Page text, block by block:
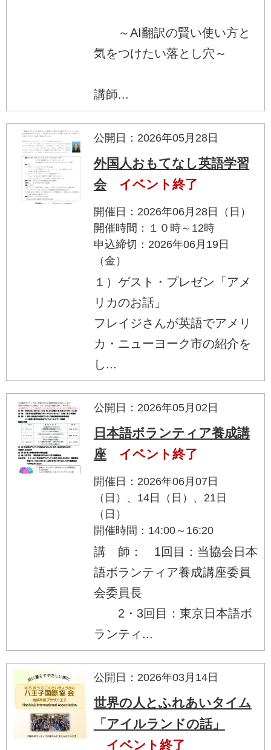
～AI翻訳の賢い使い方と
気をつけたい落とし穴～
講師...
公開日：2026年05月28日
外国人おもてなし英語学習
会
イベント終了
開催日：2026年06月28日（日）
開催時間：１０時～12時
申込締切：2026年06月19日
（金）
１）ゲスト・プレゼン「アメ
リカのお話」
フレイジさんが英語でアメリ
カ・ニューヨーク市の紹介を
し...
公開日：2026年05月02日
日本語ボランティア養成講
座
イベント終了
開催日：2026年06月07日
（日）、14日（日）、21日
（日）
開催時間：14:00～16:20
講 師： 1回目：当協会日本
語ボランティア養成講座委員
会委員長
2・3回目：東京日本語ボ
ランティ...
公開日：2026年03月14日
世界の人とふれあいタイム
「アイルランドの話」
イベント終了